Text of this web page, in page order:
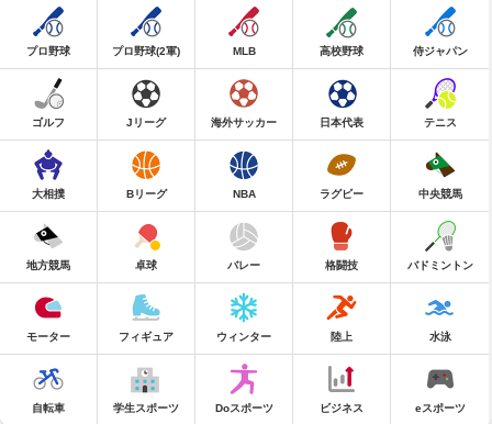
プロ野球 プロ野球(2軍) MLB 高校野球 侍ジャパン
ゴルフ Jリーグ 海外サッカー 日本代表 テニス
大相撲 Bリーグ NBA ラグビー 中央競馬
地方競馬 卓球 バレー 格闘技 バドミントン
モーター フィギュア ウィンター 陸上 水泳
自転車 学生スポーツ Doスポーツ ビジネス eスポーツ